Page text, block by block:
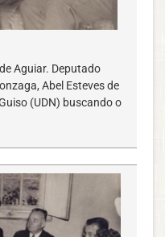
Aguiar. Deputado
Abel Esteves de
(UDN) buscando o